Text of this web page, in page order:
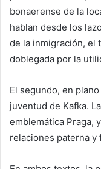
bonaerense de la
hablan desde los
de la inmigración, el
doblegada por la
El segundo, en
juventud de Kafka.
emblemática Praga,
relaciones paterna